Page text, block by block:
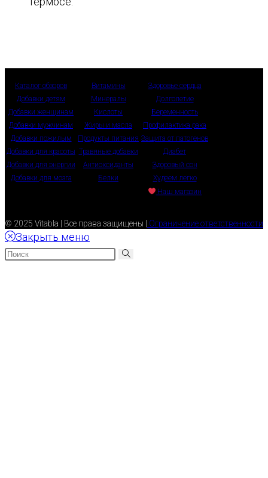
Каталог обзоров
Добавки детям
Добавки женщинам
Добавки мужчинам
Добавки пожилым
Добавки для красоты
Добавки для энергии
Добавки для мозга
Витамины
Минералы
Кислоты
Жиры и масла
Продукты питания
Травяные добавки
Антиоксиданты
Белки
Здоровье сердца
Долголетие
Беременность
Профилактика рака
Защита от патогенов
Диабет
Здоровый сон
Худеем легко
Наш магазин
© 2025 Vitabla | Все права защищены | Ограничение ответственности
Закрыть меню